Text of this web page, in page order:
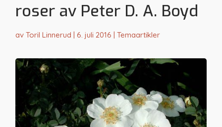
roser av Peter D. A. Boyd
avToril Linnerud |6. juli 2016 |Temaartikler